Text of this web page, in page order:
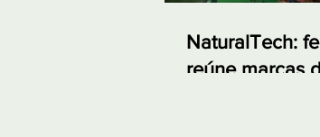
NaturalTech:
reúne marcas